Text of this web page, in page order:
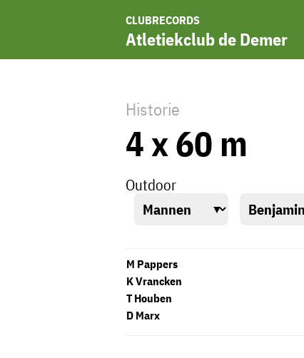
CLUBRECORDS
Atletiekclub de Demer
Historie
4 x 60 m
Outdoor
M Pappers
K Vrancken
T Houben
D Marx